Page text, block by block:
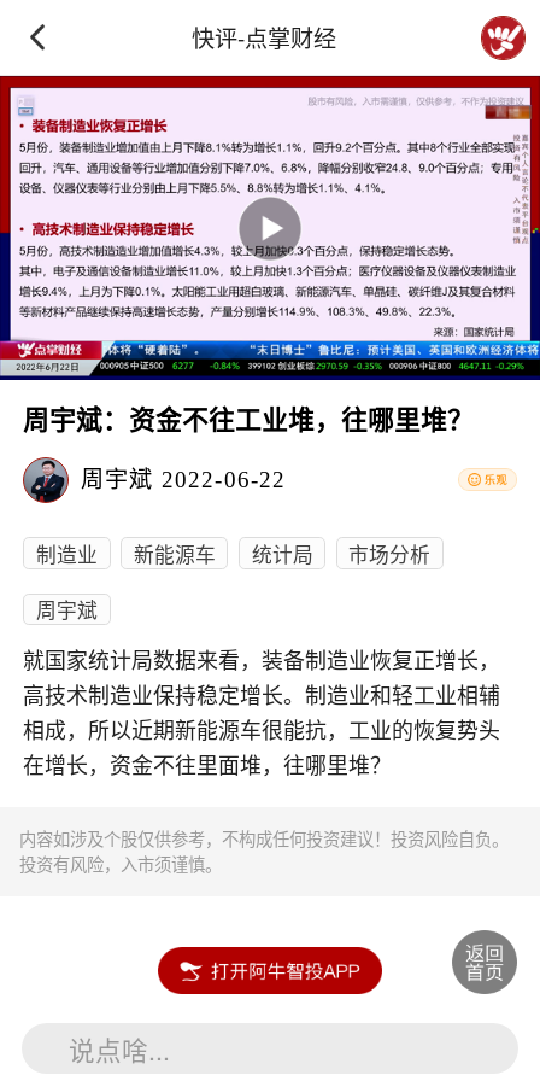
快评-点掌财经
周宇斌：资金不往工业堆，往哪里堆？
周宇斌 2022-06-22
制造业 新能源车 统计局
市场分析
周宇斌
就国家统计局数据来看，装备制造业恢复正增长，
高技术制造业保持稳定增长。制造业和轻工业相辅
相成，所以近期新能源车很能抗，工业的恢复势头
在增长，资金不往里面堆，往哪里堆？
内容如涉及个股仅供参考，不构成任何投资建议！投资风险自负。
投资有风险，入市须谨慎。
说点啥...